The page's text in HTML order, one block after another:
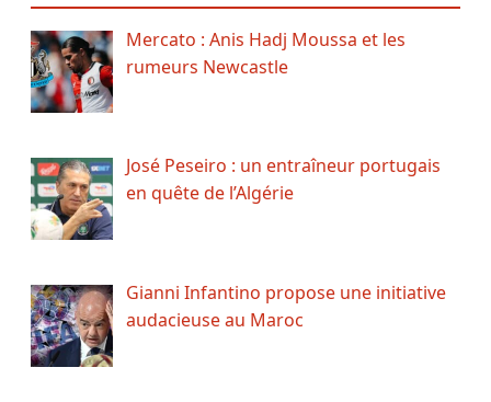
Mercato : Anis Hadj Moussa et les
rumeurs Newcastle
José Peseiro : un entraîneur portugais
en quête de l’Algérie
Gianni Infantino propose une initiative
audacieuse au Maroc